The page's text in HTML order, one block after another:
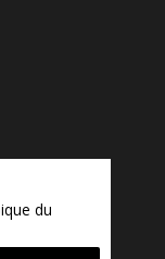
du